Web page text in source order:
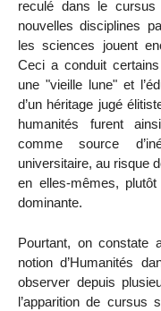
reculé dans le
nouvelles disciplines
les sciences jouent
Ceci a conduit
une "vieille lune" et
d’un héritage jugé
humanités furent
comme source
universitaire, au risque
en elles-mêmes,
dominante.
Pourtant, on constate
notion d’Humanités
observer depuis
l’apparition de cursus